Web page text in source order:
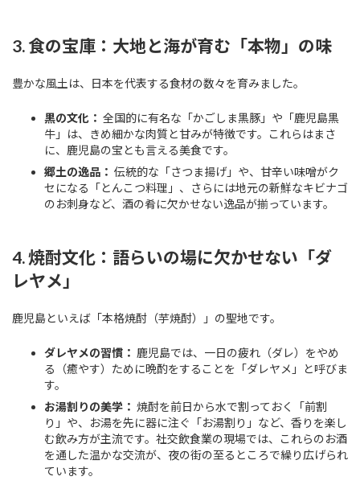
3. 食の宝庫：大地と海が育む「本物」の味
豊かな風土は、日本を代表する食材の数々を育みました。
黒の文化： 全国的に有名な「かごしま黒豚」や「鹿児島黒
牛」は、きめ細かな肉質と甘みが特徴です。これらはまさ
に、鹿児島の宝とも言える美食です。
郷土の逸品： 伝統的な「さつま揚げ」や、甘辛い味噌がク
セになる「とんこつ料理」、さらには地元の新鮮なキビナゴ
のお刺身など、酒の肴に欠かせない逸品が揃っています。
4. 焼酎文化：語らいの場に欠かせない「ダ
レヤメ」
鹿児島といえば「本格焼酎（芋焼酎）」の聖地です。
ダレヤメの習慣： 鹿児島では、一日の疲れ（ダレ）をやめ
る（癒やす）ために晩酌をすることを「ダレヤメ」と呼びま
す。
お湯割りの美学： 焼酎を前日から水で割っておく「前割
り」や、お湯を先に器に注ぐ「お湯割り」など、香りを楽し
む飲み方が主流です。社交飲食業の現場では、これらのお酒
を通した温かな交流が、夜の街の至るところで繰り広げられ
ています。